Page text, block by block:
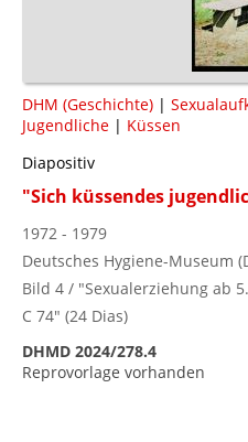
DHM (Geschichte) |
Jugendliche | Küssen
Diapositiv
"Sich küssendes
1972 - 1979
Deutsches Hygiene-Museum
Bild 4 / "Sexualerziehung ab
C 74" (24 Dias)
DHMD 2024/278.4
Reprovorlage vorhanden